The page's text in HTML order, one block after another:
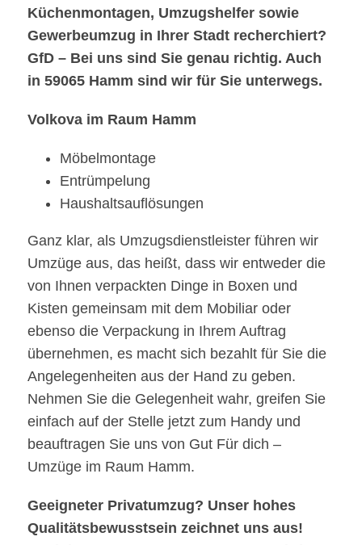
Küchenmontagen, Umzugshelfer sowie
Gewerbeumzug in Ihrer Stadt recherchiert?
GfD – Bei uns sind Sie genau richtig. Auch
in 59065 Hamm sind wir für Sie unterwegs.
Volkova im Raum Hamm
Möbelmontage
Entrümpelung
Haushaltsauflösungen
Ganz klar, als Umzugsdienstleister führen wir
Umzüge aus, das heißt, dass wir entweder die
von Ihnen verpackten Dinge in Boxen und
Kisten gemeinsam mit dem Mobiliar oder
ebenso die Verpackung in Ihrem Auftrag
übernehmen, es macht sich bezahlt für Sie die
Angelegenheiten aus der Hand zu geben.
Nehmen Sie die Gelegenheit wahr, greifen Sie
einfach auf der Stelle jetzt zum Handy und
beauftragen Sie uns von Gut Für dich –
Umzüge im Raum Hamm.
Geeigneter Privatumzug? Unser hohes
Qualitätsbewusstsein zeichnet uns aus!